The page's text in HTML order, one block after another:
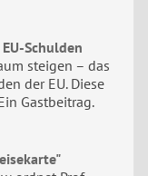
Schulden
steigen – das
der EU. Diese
Gastbeitrag.